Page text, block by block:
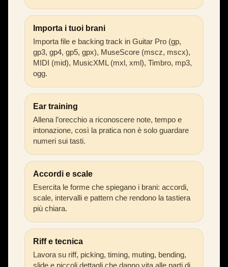
Importa i tuoi brani
Importa file e backing track in Guitar Pro (gp,
gp3, gp4, gp5, gpx), MuseScore (mscz, mscx),
MIDI (mid), MusicXML (mxl, xml), Timbro, mp3,
ogg.
Ear training
Allena l’orecchio a riconoscere note, tempo e
intonazione, così la pratica non è solo guardare
numeri sui tasti.
Accordi e scale
Esercita le forme che spiegano i brani: accordi,
scale, intervalli e pattern che rendono la tastiera
più chiara.
Riff e tecnica
Lavora su riff, picking, timing, muting, bending,
slide e piccoli dettagli che danno vita alle parti di